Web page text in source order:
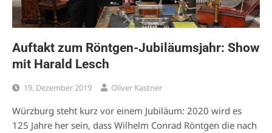
Auftakt zum Röntgen-Jubiläumsjahr: Show
mit Harald Lesch
19. Dezember 2019 Oliver Kastner
Würzburg steht kurz vor einem Jubiläum: 2020 wird es
125 Jahre her sein, dass Wilhelm Conrad Röntgen die nach